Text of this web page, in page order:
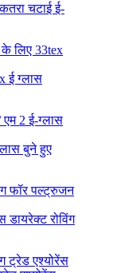
चटाई ई-
ई ग्लास
बुने हुए
रोविंग